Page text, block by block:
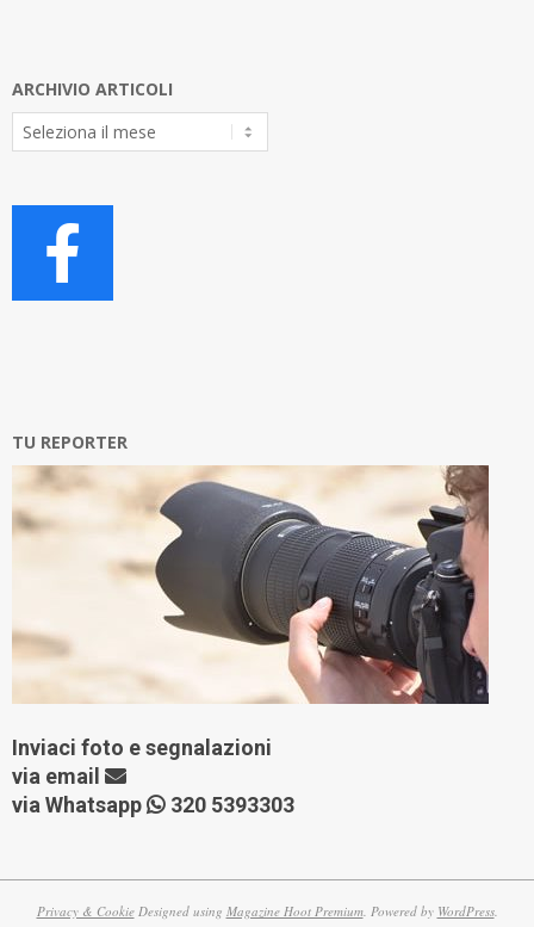
ARCHIVIO ARTICOLI
Archivio
Articoli
TU REPORTER
Inviaci foto e segnalazioni
via email
via Whatsapp
320 5393303
Privacy & CookieDesigned using Magazine Hoot Premium. Powered by WordPress.